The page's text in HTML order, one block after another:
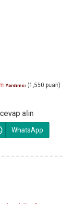
Yardımcı (1,550 puan)
alın
WhatsApp